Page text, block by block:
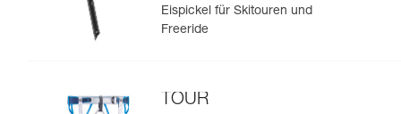
Eispickel für Skitouren und
Freeride
TOUR